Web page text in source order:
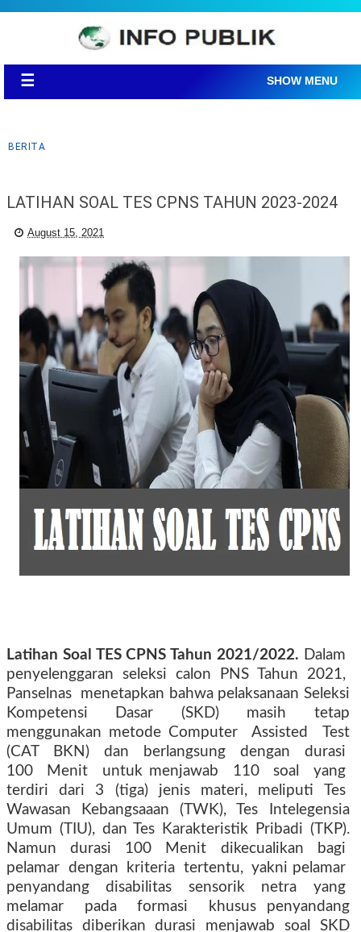
☰ SHOW MENU
BERITA
LATIHAN SOAL TES CPNS TAHUN 2023-2024
August 15, 2021
Latihan Soal TES CPNS Tahun 2021/2022. Dalam
penyelenggaran
seleksi calon PNS Tahun
2021,
Panselnas
menetapkan bahwa pelaksanaan Seleksi
Kompetensi Dasar (SKD) masih tetap
menggunakan metode Computer
Assisted
Test
(CAT
BKN) dan berlangsung dengan
durasi
100
Menit untuk menjawab 110 soal
yang
terdiri
dari 3 (tiga) jenis materi, meliputi
Tes
Wawasan Kebangsaaan (TWK), Tes Intelegensia
Umum (TIU), dan Tes Karakteristik Pribadi (TKP).
Namun
durasi 100 Menit dikecualikan
bagi
pelamar dengan kriteria tertentu, yakni pelamar
penyandang
disabilitas sensorik netra
yang
melamar
pada formasi
khusus penyandang
disabilitas diberikan durasi menjawab soal SKD